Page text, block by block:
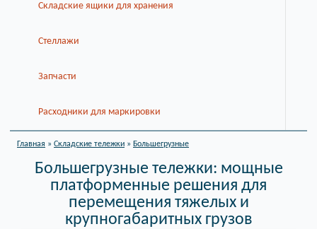
Складские ящики для хранения
Стеллажи
Запчасти
Расходники для маркировки
Главная » Складские тележки » Большегрузные
Большегрузные тележки: мощные
платформенные решения для
перемещения тяжелых и
крупногабаритных грузов